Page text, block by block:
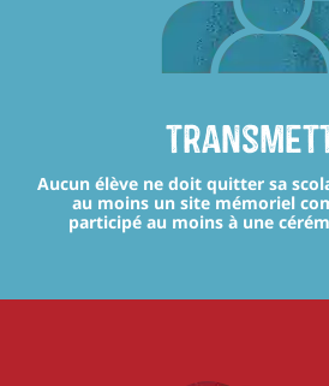
Aucun élève ne doit quitter sa
au moins un site mémoriel
participé au moins à une